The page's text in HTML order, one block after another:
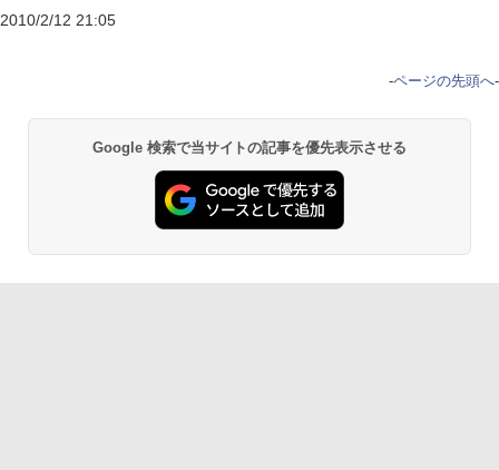
2010/2/12 21:05
-ページの先頭へ-
Google 検索で当サイトの記事を優先表示させる